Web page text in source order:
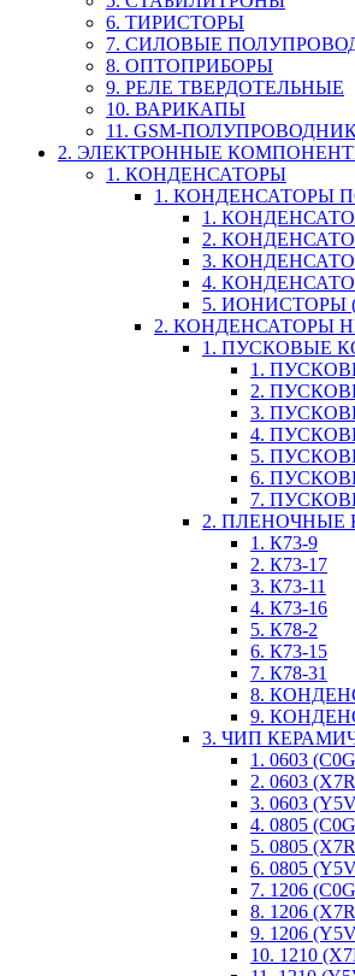
6. ТИРИСТОРЫ
7. СИЛОВЫЕ
8. ОПТОПРИБОРЫ
9. РЕЛЕ ТВЕРДОТЕЛЬНЫЕ
10. ВАРИКАПЫ
11. GSM-
2. ЭЛЕКТРОННЫЕ
1. КОНДЕНСАТОРЫ
1. КОНДЕНСАТОРЫ
1.
2.
3.
4.
5. ИОНИСТОРЫ
2. КОНДЕНСАТОРЫ
1. ПУСКОВЫЕ
1.
2.
3.
4.
5.
6.
7.
2. ПЛЕНОЧНЫЕ
1. К73-9
2. К73-17
3. К73-11
4. К73-16
5. К78-2
6. К73-15
7. К78-31
8.
9.
3. ЧИП
1. 0603
2. 0603
3. 0603
4. 0805
5. 0805
6. 0805
7. 1206
8. 1206
9. 1206
10. 1210